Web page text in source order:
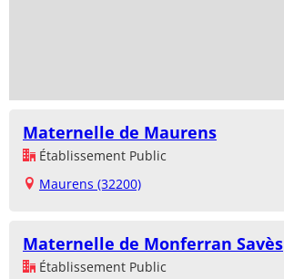
Maternelle de Maurens
Établissement Public
Maurens (32200)
Maternelle de Monferran Savès
Établissement Public